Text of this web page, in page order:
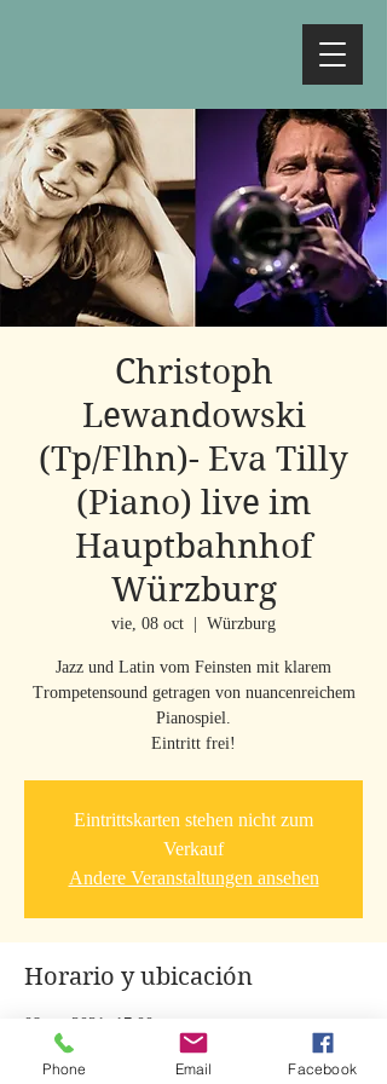
Christoph
Lewandowski
(Tp/Flhn)- Eva Tilly
(Piano) live im
Hauptbahnhof
Würzburg
vie, 08 oct Würzburg
Jazz und Latin vom Feinsten mit klarem
Trompetensound getragen von nuancenreichem
Pianospiel.
Eintritt frei!
Eintrittskarten stehen nicht zum
Verkauf
Andere Veranstaltungen ansehen
Horario y ubicación
08 oct 2021, 17:00
Würzburg, Bahnhofpl. 4, 97070 Würzburg,
Deutschland
Phone Email Facebook